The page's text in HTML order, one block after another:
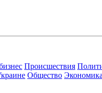
Происшествия
Общество Экономика